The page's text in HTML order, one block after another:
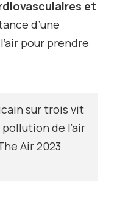
et
d’une
pour prendre
sur trois vit
de l’air
Air 2023